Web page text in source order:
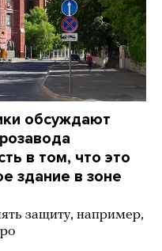
обсуждают
в том, что это
здание в зоне
защиту, например,